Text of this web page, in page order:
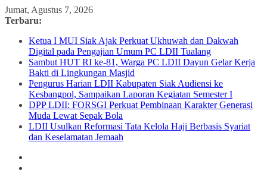
Skip
to
Jumat, Agustus 7, 2026
Terbaru:
Ketua I MUI Siak Ajak Perkuat Ukhuwah dan Dakwah
Digital pada Pengajian Umum PC LDII Tualang
Sambut HUT RI ke-81, Warga PC LDII Dayun Gelar Kerja
Bakti di Lingkungan Masjid
Pengurus Harian LDII Kabupaten Siak Audiensi ke
Kesbangpol, Sampaikan Laporan Kegiatan Semester I
DPP LDII: FORSGI Perkuat Pembinaan Karakter Generasi
Muda Lewat Sepak Bola
LDII Usulkan Reformasi Tata Kelola Haji Berbasis Syariat
dan Keselamatan Jemaah